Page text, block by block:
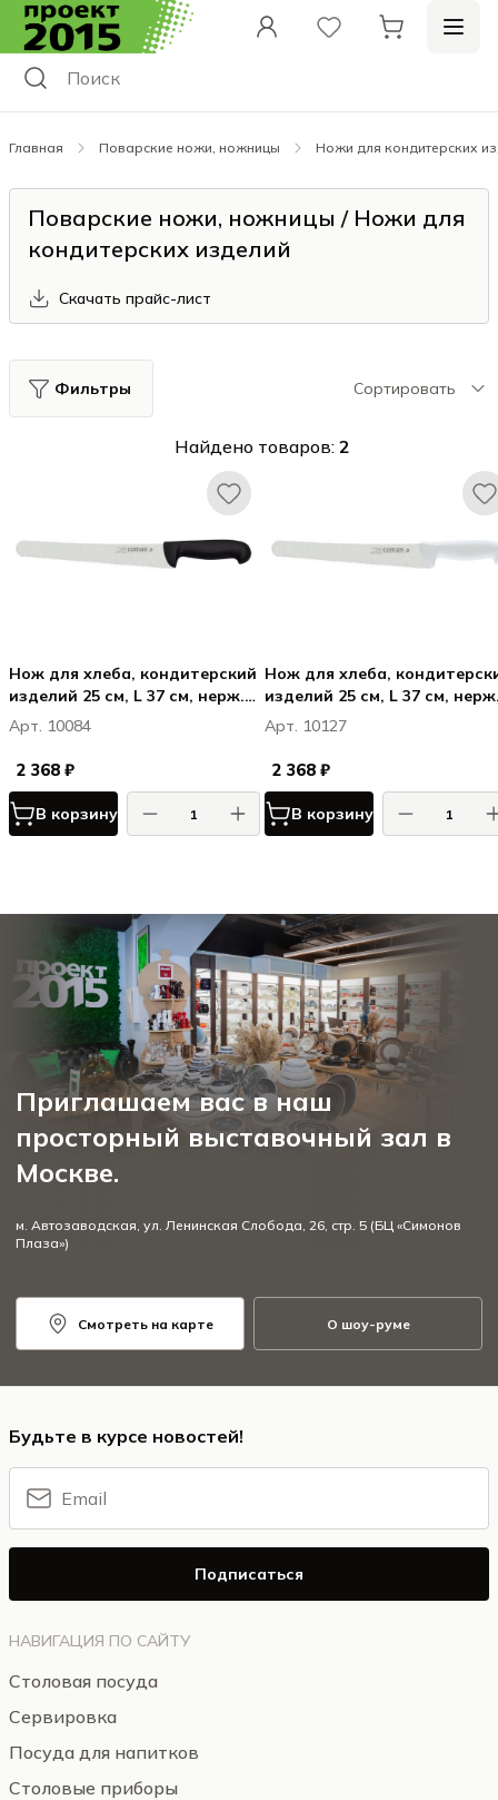
Главная Поварские ножи, ножницы Ножи для кондитерских
Поварские ножи, ножницы / Ножи для
кондитерских изделий
Скачать прайс-лист
Фильтры Сортировать
Найдено товаров: 2
Нож для хлеба, кондитерский
изделий 25 см, L 37 см, нерж.
сталь / полипропилен, цвет
ручки черный, Карбон /
Carbon
Арт. 10084
2 368 ₽
В корзину
Нож для хлеба,
изделий 25 см, L 37 см,
сталь / полипропилен, цвет
ручки белый, Карбон /
Арт. 10127
2 368 ₽
В корзину
Приглашаем вас в наш
просторный выставочный зал в
Москве.
м. Автозаводская, ул. Ленинская Слобода, 26, стр. 5 (БЦ «Симонов
Плаза»)
Смотреть на карте О шоу-руме
НАВИГАЦИЯ ПО САЙТУ
Столовая посуда
Сервировка
Посуда для напитков
Столовые приборы
Будьте в курсе новостей!
Подписаться